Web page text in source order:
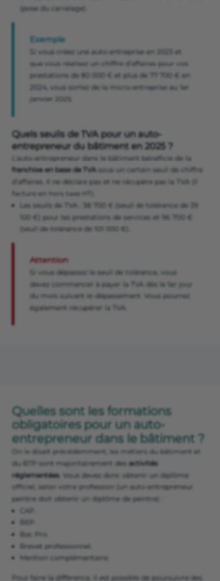
(pose du carrelage).
Exemple
Si vous créez une auto-entreprise en 2023 et
que vous réalisez un chiffre d’affaires pour vos
prestations de 80 000 € et plus de 77 700 € en
2024, vous sortez de la micro-entreprise au 1er
janvier 2025.
Quels seuils de TVA pour un auto-
entrepreneur du bâtiment en 2025 ?
L’auto-entrepreneur dans le bâtiment bénéficie de la
franchise en base de TVA sous un certain seuil de chiffre
d’affaires. Il ne déclare pas et ne récupère pas la TVA (il
facture en hors taxe HT).
Les seuils de TVA : 38 700 € (seuil de tolérance de 39
100 €) pour les prestations de services et 96 700 €
(seuil de tolérance de 101 000 €).
Attention
Si vous dépassez le seuil de tolérance, vous
devez commencer à payer la TVA dès le 1er jour
du mois suivant le dépassement. Vous pourrez
également récupérer la TVA.
Quelles sont les formations
obligatoires pour un auto-
entrepreneur dans le bâtiment ?
On le disait précédemment, les métiers du bâtiment et
du BTP sont majoritairement des activités
réglementées. Vous devez donc obtenir un diplôme
officiel, selon votre profession (un auto-entrepreneur
peintre doit obtenir un diplôme de peintre) :
CAP.
BEP.
Bac Pro.
Brevet professionnel.
Mention complémentaire.
Pour faire la différence, il est possible de poursuivre des